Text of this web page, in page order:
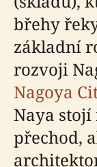
břehy
základní
rozvoji
Nagoya
Naya
přechod,